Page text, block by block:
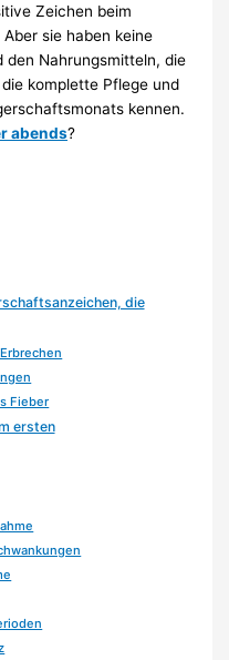
Zeichen beim
sie haben keine
den Nahrungsmitteln, die
komplette Pflege und
kennen.
abends?
die
Fieber
ersten